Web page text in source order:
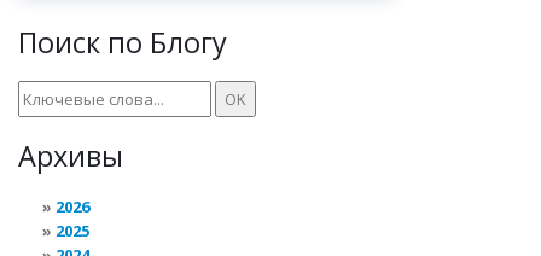
Поиск по Блогу
Архивы
2026
2025